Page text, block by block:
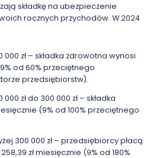
składkę na ubezpieczenie
rocznych przychodów. W 2024
zł – składka zdrowotna wynosi
od 60% przeciętnego
przedsiębiorstw).
zł do 300 000 zł – składka
(9% od 100% przeciętnego
300 000 zł – przedsiębiorcy płacą
zł miesięcznie (9% od 180%